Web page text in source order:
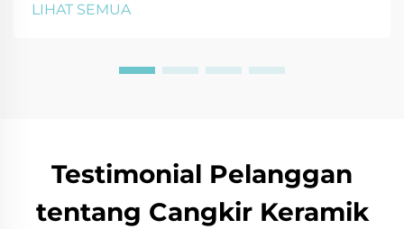
mewah. Jelajahi sekarang.
LIHAT SEMUA
Testimonial Pelanggan
tentang Cangkir Keramik